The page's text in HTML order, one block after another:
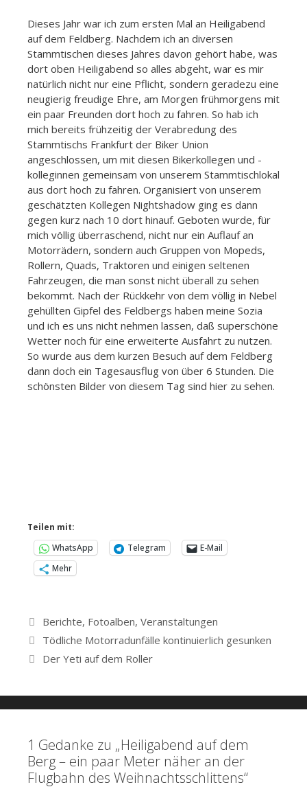
Dieses Jahr war ich zum ersten Mal an Heiligabend
auf dem Feldberg. Nachdem ich an diversen
Stammtischen dieses Jahres davon gehört habe, was
dort oben Heiligabend so alles abgeht, war es mir
natürlich nicht nur eine Pflicht, sondern geradezu eine
neugierig freudige Ehre, am Morgen frühmorgens mit
ein paar Freunden dort hoch zu fahren. So hab ich
mich bereits frühzeitig der Verabredung des
Stammtischs Frankfurt der Biker Union
angeschlossen, um mit diesen Bikerkollegen und -
kolleginnen gemeinsam von unserem Stammtischlokal
aus dort hoch zu fahren. Organisiert von unserem
geschätzten Kollegen Nightshadow ging es dann
gegen kurz nach 10 dort hinauf. Geboten wurde, für
mich völlig überraschend, nicht nur ein Auflauf an
Motorrädern, sondern auch Gruppen von Mopeds,
Rollern, Quads, Traktoren und einigen seltenen
Fahrzeugen, die man sonst nicht überall zu sehen
bekommt. Nach der Rückkehr von dem völlig in Nebel
gehüllten Gipfel des Feldbergs haben meine Sozia
und ich es uns nicht nehmen lassen, daß superschöne
Wetter noch für eine erweiterte Ausfahrt zu nutzen.
So wurde aus dem kurzen Besuch auf dem Feldberg
dann doch ein Tagesausflug von über 6 Stunden. Die
schönsten Bilder von diesem Tag sind hier zu sehen.
Teilen mit:
WhatsApp
Telegram
E-Mail
Mehr
Kategorien
Berichte, Fotoalben, Veranstaltungen
Beitrags-
Navigation
Tödliche Motorradunfälle kontinuierlich gesunken
Der Yeti auf dem Roller
1 Gedanke zu „Heiligabend auf dem
Berg – ein paar Meter näher an der
Flugbahn des Weihnachtsschlittens“